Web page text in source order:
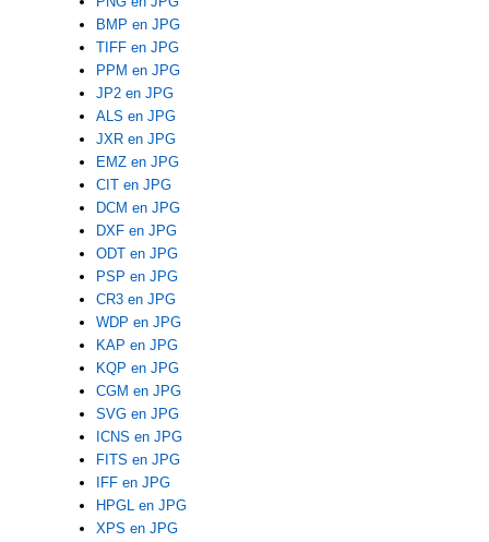
BMP en JPG
TIFF en JPG
PPM en JPG
JP2 en JPG
ALS en JPG
JXR en JPG
EMZ en JPG
CIT en JPG
DCM en JPG
DXF en JPG
ODT en JPG
PSP en JPG
CR3 en JPG
WDP en JPG
KAP en JPG
KQP en JPG
CGM en JPG
SVG en JPG
ICNS en JPG
FITS en JPG
IFF en JPG
HPGL en JPG
XPS en JPG